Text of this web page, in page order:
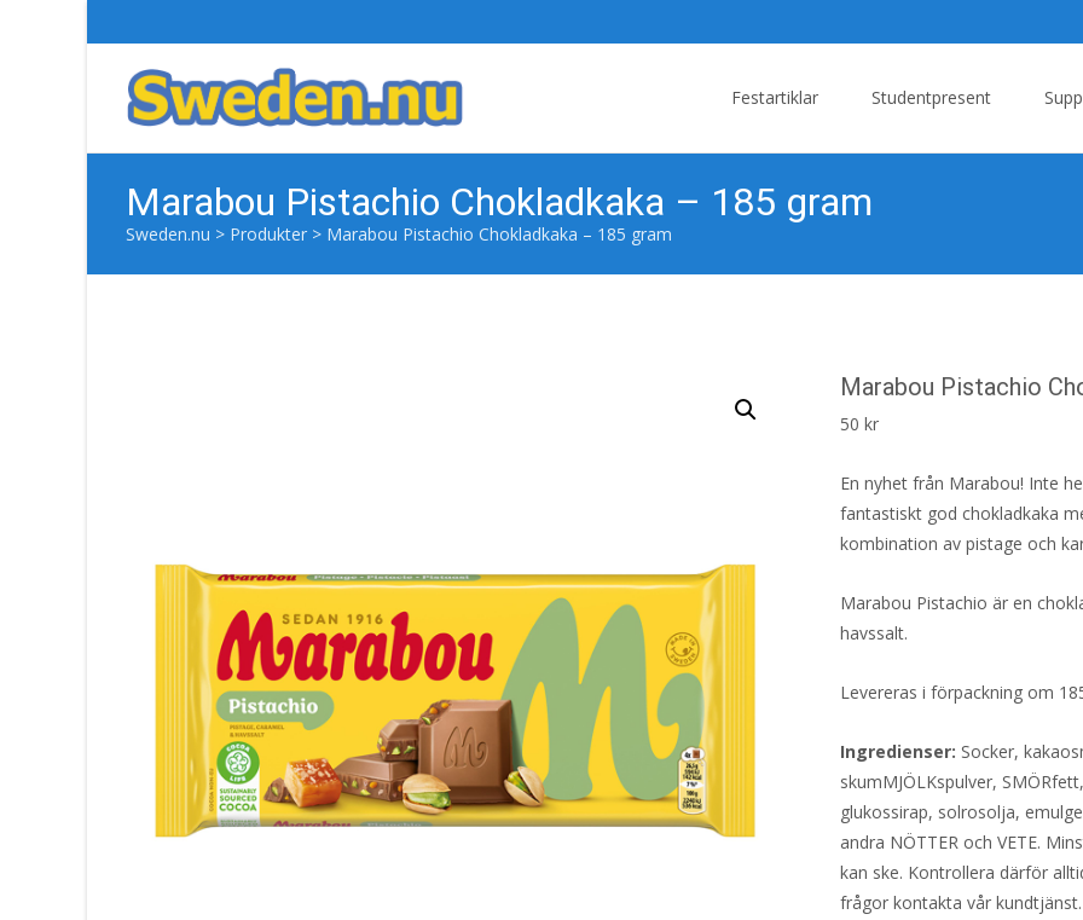
Festartiklar Studentpresent
Marabou Pistachio Chokladkaka – 185 gram
Sweden.nu > Produkter > Marabou Pistachio Chokladkaka – 185 gram
Marabou Pistachio
50 kr
En nyhet från Marabou! Inte
fantastiskt god chokladkaka
kombination av pistage och
Marabou Pistachio är en
havssalt.
Levereras i förpackning om
Ingredienser: Socker,
skumMJÖLKspulver,
glukossirap, solrosolja,
andra NÖTTER och VETE.
kan ske. Kontrollera därför
frågor kontakta vår kundtjänst.